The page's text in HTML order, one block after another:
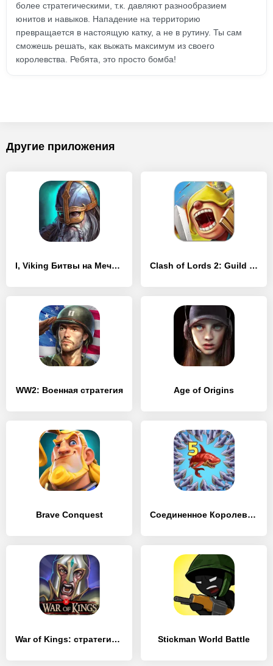
более стратегическими, т.к. давляют разнообразием
юнитов и навыков. Нападение на территорию
превращается в настоящую катку, а не в рутину. Ты сам
сможешь решать, как выжать максимум из своего
королевства. Ребята, это просто бомба!
Другие приложения
I, Viking Битвы на Мечах и Сражения Викингов Clash of Lords 2: Guild Castle
WW2: Военная стратегия Age of Origins
Brave Conquest Соединенное Королевство
War of Kings: стратегия война игра Stickman World Battle